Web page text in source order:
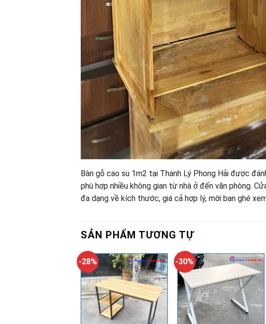
Bàn gỗ cao su 1m2 tại Thanh Lý Phong Hải được
phù hợp nhiều không gian từ nhà ở đến văn phòng.
đa dạng về kích thước, giá cả hợp lý, mời bạn ghé
SẢN PHẨM TƯƠNG TỰ
-28% -30%